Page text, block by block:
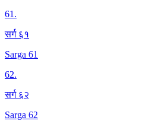
61.
सर्ग ६१
Sarga 61
62.
सर्ग ६२
Sarga 62